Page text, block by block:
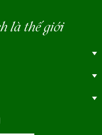
là thế giới